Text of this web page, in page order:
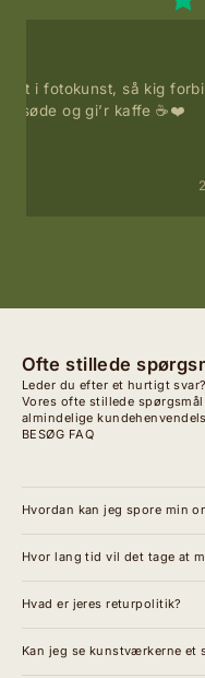
i fotokunst, så kig
søde og gi’r kaffe ☕️❤️
Ofte stillede
Leder du efter et hurtigt svar?
Vores ofte stillede
almindelige
BESØG FAQ
Hvordan kan jeg spore min
Hvor lang tid vil det tage at
Hvad er jeres returpolitik?
Kan jeg se kunstværkerne et